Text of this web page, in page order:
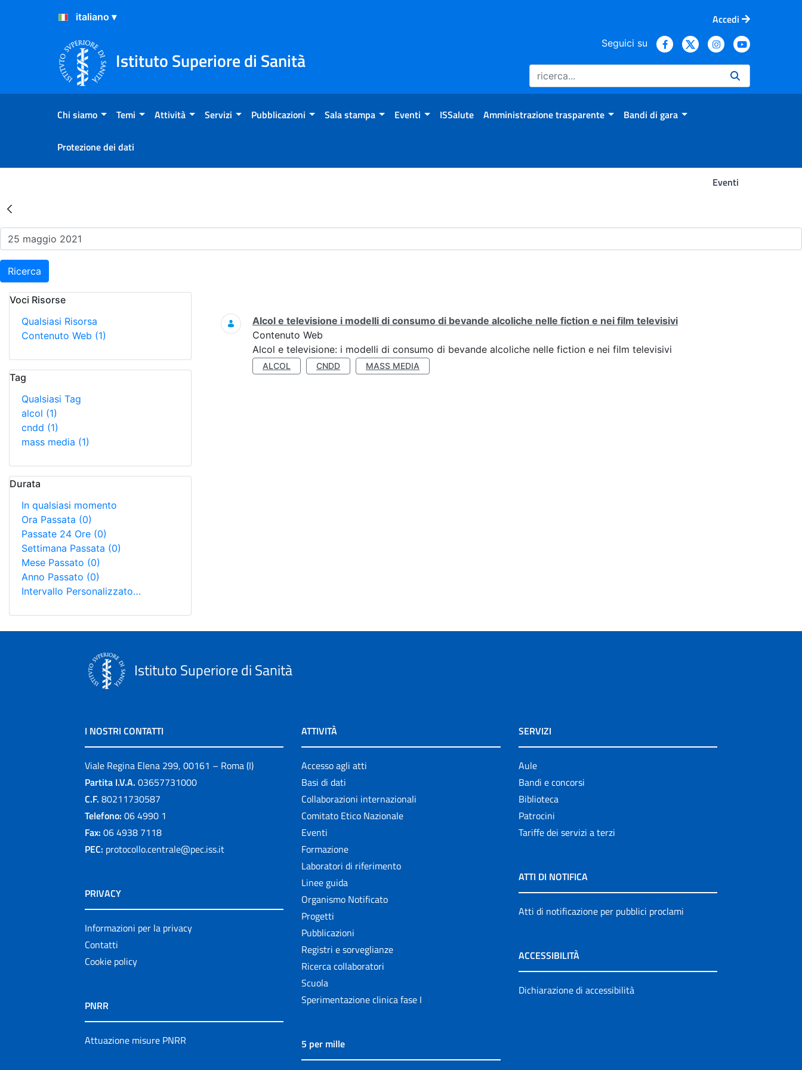
Salta al Contenuto
Salta al Footer
Accedi
Istituto Superiore di Sanità
Seguici su
Chi siamo Temi Attività Servizi Pubblicazioni Sala stampa Eventi ISSalute Amministrazione trasparente Bandi di gara
Protezione dei dati
Eventi
Risultati della Ricerca - Eventi
Ricerca
Voci Risorse
Qualsiasi Risorsa
Contenuto Web (1)
Tag
Qualsiasi Tag
alcol (1)
cndd (1)
mass media (1)
Durata
In qualsiasi momento
Ora Passata (0)
Passate 24 Ore (0)
Settimana Passata (0)
Mese Passato (0)
Anno Passato (0)
Intervallo Personalizzato…
Ricerca
Alcol e televisione i modelli di consumo di bevande alcoliche nelle fiction e nei film televisivi
Contenuto Web
Alcol e televisione: i modelli di consumo di bevande alcoliche nelle fiction e nei film televisivi
ALCOL CNDD MASS MEDIA
Istituto Superiore di Sanità
I NOSTRI CONTATTI
Viale Regina Elena 299, 00161 – Roma (I)
Partita I.V.A. 03657731000
C.F. 80211730587
Telefono: 06 4990 1
Fax: 06 4938 7118
PEC: protocollo.centrale@pec.iss.it
PRIVACY
Informazioni per la privacy
Contatti
Cookie policy
PNRR
Attuazione misure PNRR
ATTIVITÀ
Accesso agli atti
Basi di dati
Collaborazioni internazionali
Comitato Etico Nazionale
Eventi
Formazione
Laboratori di riferimento
Linee guida
Organismo Notificato
Progetti
Pubblicazioni
Registri e sorveglianze
Ricerca collaboratori
Scuola
Sperimentazione clinica fase I
5 per mille
SERVIZI
Aule
Bandi e concorsi
Biblioteca
Patrocini
Tariffe dei servizi a terzi
ATTI DI NOTIFICA
Atti di notificazione per pubblici proclami
ACCESSIBILITÀ
Dichiarazione di accessibilità